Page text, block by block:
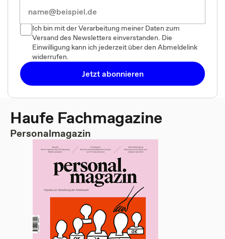
Ich bin mit der Verarbeitung meiner Daten zum
Versand des Newsletters einverstanden. Die
Einwilligung kann ich jederzeit über den Abmeldelink
widerrufen.
Jetzt abonnieren
Haufe Fachmagazine
Personalmagazin